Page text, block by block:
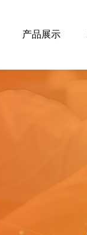
产品展示